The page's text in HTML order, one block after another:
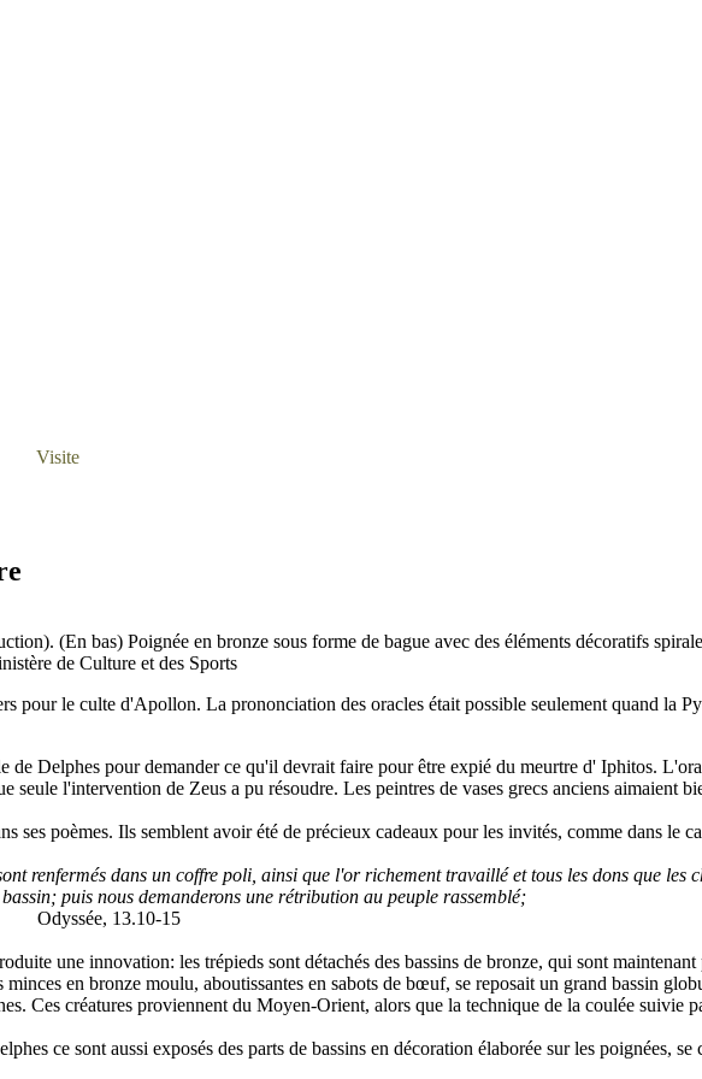
Visite
(En bas) Poignée en bronze sous forme de bague avec des éléments décoratifs
de Culture et des Sports
pour le culte d'Apollon. La prononciation des oracles était possible seulement quand la
de Delphes pour demander ce qu'il devrait faire pour être expié du meurtre d' Iphitos.
seule l'intervention de Zeus a pu résoudre. Les peintres de vases grecs anciens aimaient
ses poèmes. Ils semblent avoir été de précieux cadeaux pour les invités, comme dans le
renfermés dans un coffre poli, ainsi que l'or richement travaillé et tous les dons que
puis nous demanderons une rétribution au peuple rassemblé;
Odyssée, 13.10-15
une innovation: les trépieds sont détachés des bassins de bronze, qui sont
en bronze moulu, aboutissantes en sabots de bœuf, se reposait un grand bassin
Ces créatures proviennent du Moyen-Orient, alors que la technique de la coulée suivie
ce sont aussi exposés des parts de bassins en décoration élaborée sur les poignées,